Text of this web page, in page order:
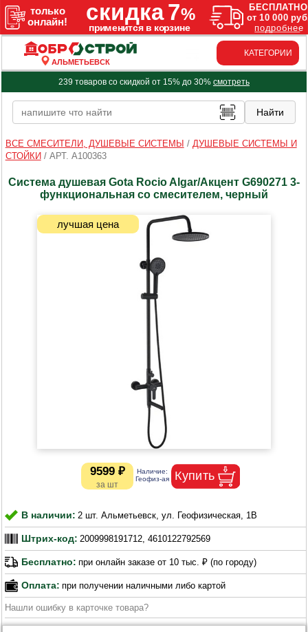
АЛЬМЕТЬЕВСК
КАТЕГОРИИ
239 товаров со скидкой от 15% до 30% смотреть
ВСЕ СМЕСИТЕЛИ, ДУШЕВЫЕ СИСТЕМЫ / ДУШЕВЫЕ СИСТЕМЫ И
СТОЙКИ / АРТ. A100363
Система душевая Gota Rocio Algar/Акцент G690271 3-
функциональная со смесителем, черный
9599 ₽
В наличии: 2 шт. Альметьевск, ул. Геофизическая, 1В
Штрих-код: 2009998191712, 4610122792569
Бесплатно: при онлайн заказе от 10 тыс. ₽ (по городу)
Оплата: при получении наличными либо картой
Нашли ошибку в карточке товара?